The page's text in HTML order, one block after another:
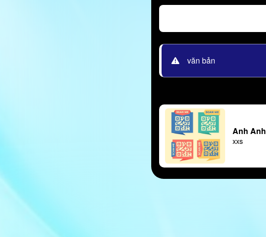
văn bản
Anh Anh
xxs